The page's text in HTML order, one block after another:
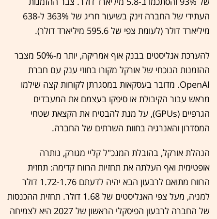
העתידי של החברה זינק בשיעור חריג של 363% ל-638
מיליארד דולר (לעומת צפי של 595.6 מיליארד דולר).
להערכת אנליסטים בבנק אוף אמריקה, יותר מ-50% מצבר
ההזמנות הנוכחי של אורקל מקורו בחוזי ענק עם חברת
OpenAI. מדובר בעסקאות במסגרתן לקוחות קצה שילמו
מראש עבור הקיבולת או סיפקו בעצמם את המעבדים
הגרפיים (GPUs), על מנת להבטיח את הקצאת שטחי
המסדרון והאנרגיה בחוות השרתים של החברה.
הנהלת אורקל, בהובלת המנכ"ל קליי מגורק, נותרה
אופטימית ואף העלתה את תחזיות הרווח קדימה: תחזית
הרווח מתואם לרבעון הבא יהיה לדעתם 1.72-1.76 דולר
למניה, מעל צפי האנליסטים של 1.68 דולר. תחזית ההכנסות
של החברה לרבעון הפיסקלי הראשון של 2027 היא לצמיחה